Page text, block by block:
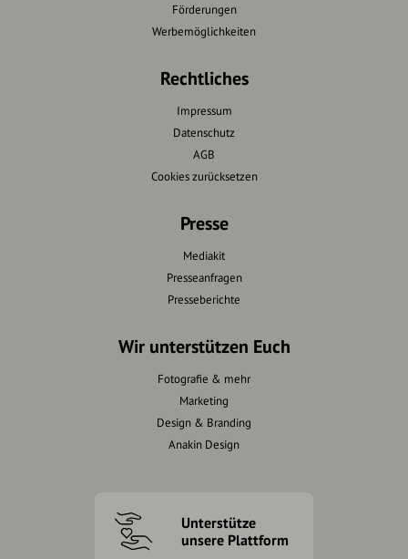
Förderungen
Werbemöglichkeiten
Rechtliches
Impressum
Datenschutz
AGB
Cookies zurücksetzen
Presse
Mediakit
Presseanfragen
Presseberichte
Wir unterstützen Euch
Fotografie & mehr
Marketing
Design & Branding
Anakin Design
Unterstütze
unsere Plattform